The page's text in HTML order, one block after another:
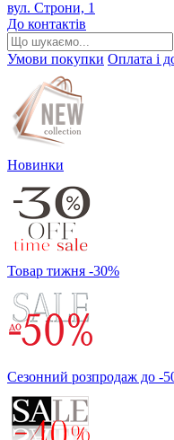
вул. Строни, 1
До контактів
Умови покупки Оплата і
Новинки
Товар тижня -30%
Сезонний розпродаж до -